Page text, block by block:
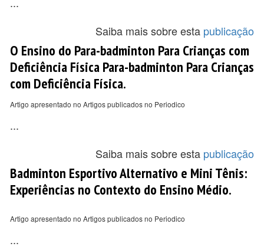
Saiba mais sobre esta publicação
O Ensino do Para-badminton Para Crianças com
Deficiência Física Para-badminton Para Crianças
com Deficiência Física.
Artigo apresentado no Artigos publicados no Periodico
...
Saiba mais sobre esta publicação
Badminton Esportivo Alternativo e Mini Tênis:
Experiências no Contexto do Ensino Médio.
Artigo apresentado no Artigos publicados no Periodico
...